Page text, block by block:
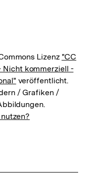
Lizenz "CC
Nicht kommerziell -
veröffentlicht.
/ Grafiken /